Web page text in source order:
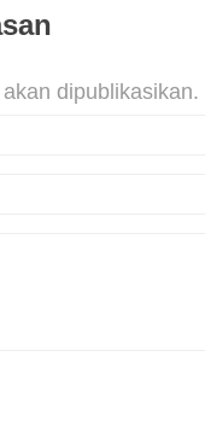
dipublikasikan.